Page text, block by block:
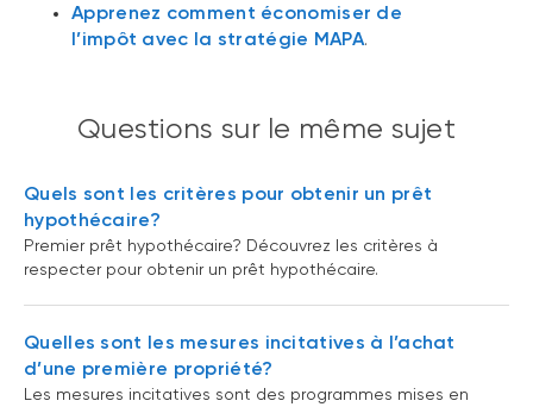
Apprenez comment économiser de
l’impôt avec la stratégie MAPA.
Questions sur le même sujet
Quels sont les critères pour obtenir un prêt
hypothécaire?
Premier prêt hypothécaire? Découvrez les critères à
respecter pour obtenir un prêt hypothécaire.
Quelles sont les mesures incitatives à l’achat
d’une première propriété?
Les mesures incitatives sont des programmes mises en